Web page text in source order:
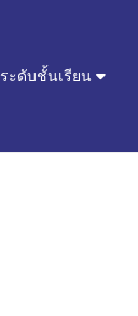
ระดับชั้นเรียน